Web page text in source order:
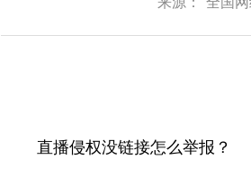
直播侵权没链接怎么举报？